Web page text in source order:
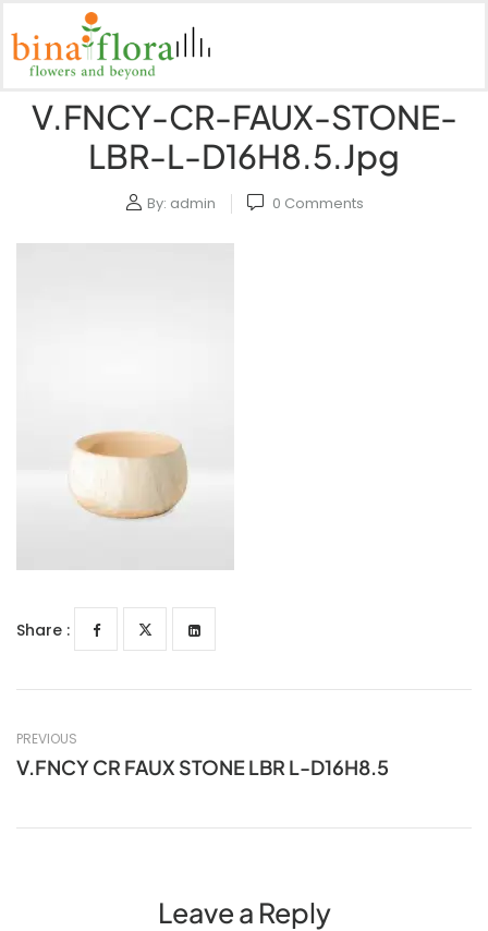
V.FNCY-CR-FAUX-STONE-
LBR-L-D16H8.5.jpg
By: admin 0 Comments
Share :
PREVIOUS
V.FNCY CR FAUX STONE LBR L-D16H8.5
Leave a Reply